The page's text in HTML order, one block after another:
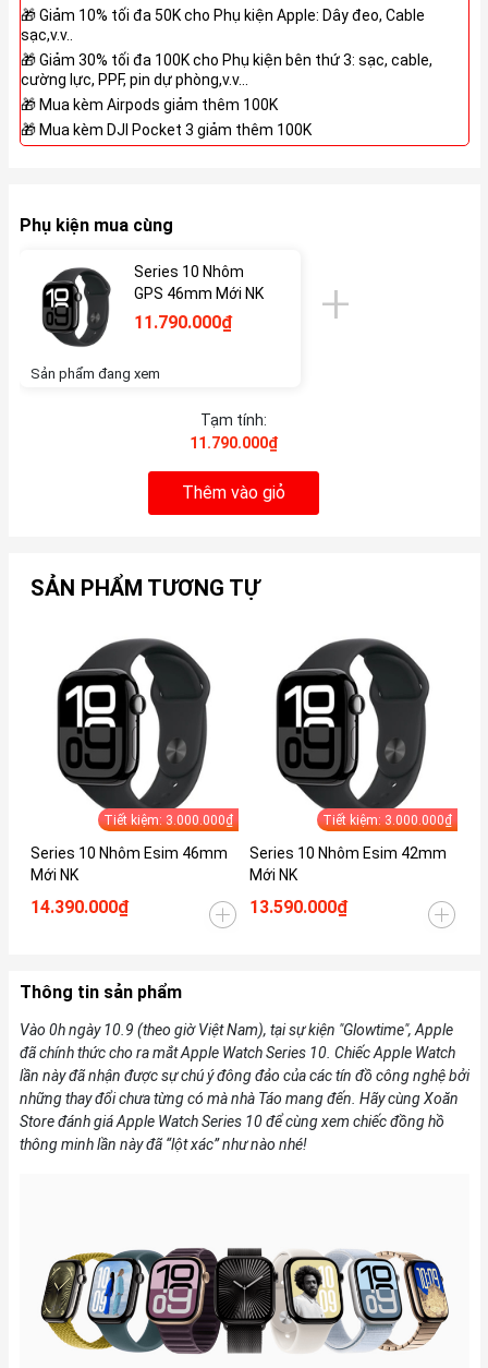
🎁 Giảm 10% tối đa 50K cho Phụ kiện Apple: Dây đeo, Cable
sạc,v.v..
🎁 Giảm 30% tối đa 100K cho Phụ kiện bên thứ 3: sạc, cable,
cường lực, PPF, pin dự phòng,v.v...
🎁 Mua kèm Airpods giảm thêm 100K
🎁 Mua kèm DJI Pocket 3 giảm thêm 100K
Phụ kiện mua cùng
Series 10 Nhôm
GPS 46mm Mới NK
11.790.000₫
Sản phẩm đang xem
Tạm tính:
11.790.000₫
Thêm vào giỏ
SẢN PHẨM TƯƠNG TỰ
Tiết kiệm: 3.000.000₫
Series 10 Nhôm Esim 46mm
Mới NK
14.390.000₫
Tiết kiệm: 3.000.000₫
Series 10 Nhôm Esim 42mm
Mới NK
13.590.000₫
Thông tin sản phẩm
Vào 0h ngày 10.9 (theo giờ Việt Nam), tại sự kiện "Glowtime", Apple
đã chính thức cho ra mắt Apple Watch Series 10. Chiếc Apple Watch
lần này đã nhận được sự chú ý đông đảo của các tín đồ công nghệ bởi
những thay đổi chưa từng có mà nhà Táo mang đến. Hãy cùng Xoăn
Store đánh giá Apple Watch Series 10 để cùng xem chiếc đồng hồ
thông minh lần này đã “lột xác” như nào nhé!